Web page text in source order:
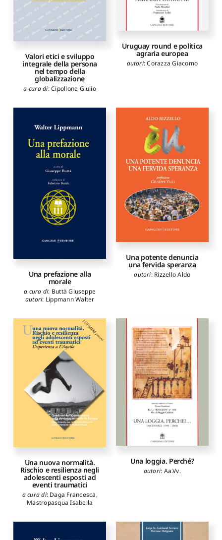
Valori etici e sviluppo
integrale della persona
nel tempo della
globalizzazione
a cura di:Cipollone Giulio
Uruguay round e politica
agraria europea
autori:Corazza Giacomo
Una prefazione alla
morale
a cura di: Buttà Giuseppe
autori: Lippmann Walter
Una potente denuncia
una fervida speranza
autori: Rizzello Aldo
Una nuova normalità.
Rischio e resilienza negli
adolescenti esposti ad
eventi traumatici
a cura di: Daga Francesca,
Mastropasqua Isabella
Una loggia. Perché?
autori: Aa.Vv.